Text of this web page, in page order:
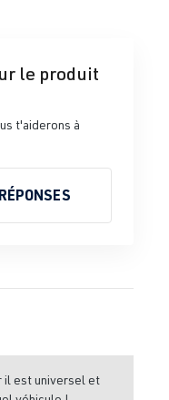
le produit
t'aiderons à
il est universel et